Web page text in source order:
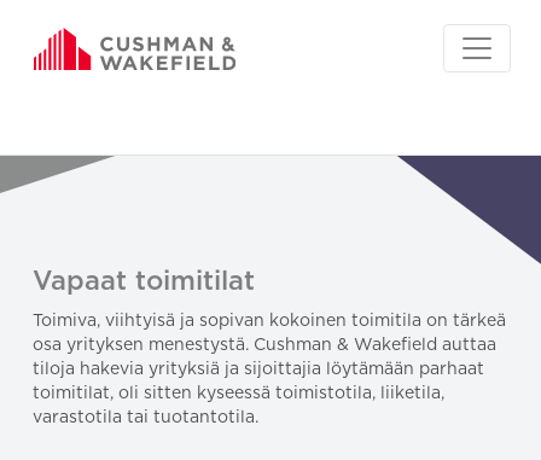
Vapaat toimitilat
Toimiva, viihtyisä ja sopivan kokoinen toimitila on tärkeä
osa yrityksen menestystä. Cushman & Wakefield auttaa
tiloja hakevia yrityksiä ja sijoittajia löytämään parhaat
toimitilat, oli sitten kyseessä toimistotila, liiketila,
varastotila tai tuotantotila.